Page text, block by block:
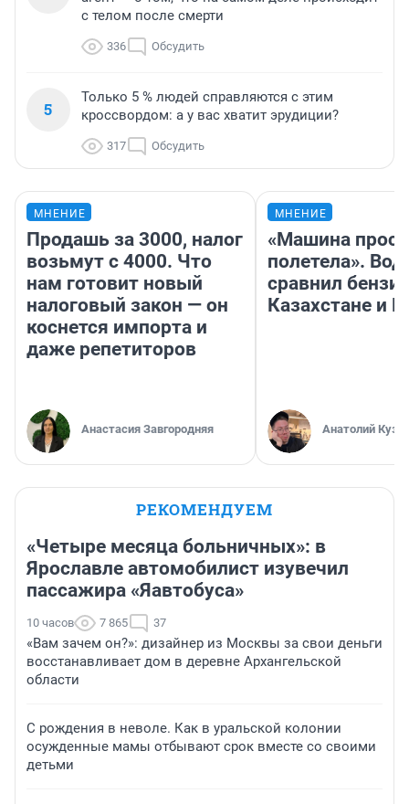
с телом после смерти
336 Обсудить
5
Только 5 % людей справляются с этим
кроссвордом: а у вас хватит эрудиции?
317 Обсудить
МНЕНИЕ
Продашь за 3000, налог
возьмут с 4000. Что
нам готовит новый
налоговый закон — он
коснется импорта и
даже репетиторов
Анастасия Завгородняя
МНЕНИЕ
«Машина
полетела».
сравнил
Казахстане и
Анатолий
РЕКОМЕНДУЕМ
«Четыре месяца больничных»: в
Ярославле автомобилист изувечил
пассажира «Яавтобуса»
10 часов 7 865 37
«Вам зачем он?»: дизайнер из Москвы за свои деньги
восстанавливает дом в деревне Архангельской
области
С рождения в неволе. Как в уральской колонии
осужденные мамы отбывают срок вместе со своими
детьми